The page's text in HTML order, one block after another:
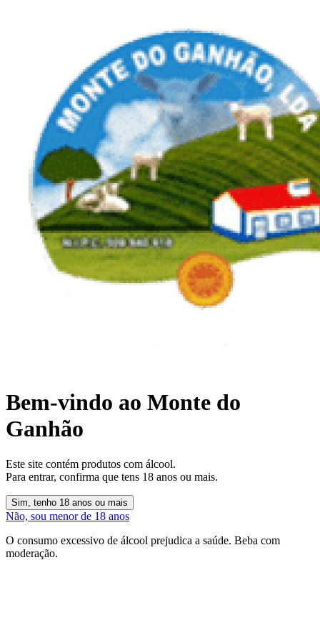
Bem-vindo ao Monte do
Ganhão
Este site contém produtos com álcool.
Para entrar, confirma que tens 18 anos ou mais.
Sim, tenho 18 anos ou mais
Não, sou menor de 18 anos
O consumo excessivo de álcool prejudica a saúde. Beba com
moderação.